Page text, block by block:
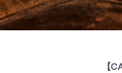
【